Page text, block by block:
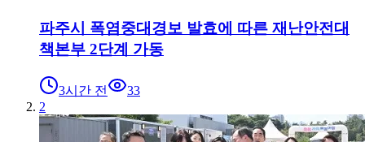
파주시 폭염중대경보 발효에 따른 재난안전대
책본부 2단계 가동
3시간 전
33
2